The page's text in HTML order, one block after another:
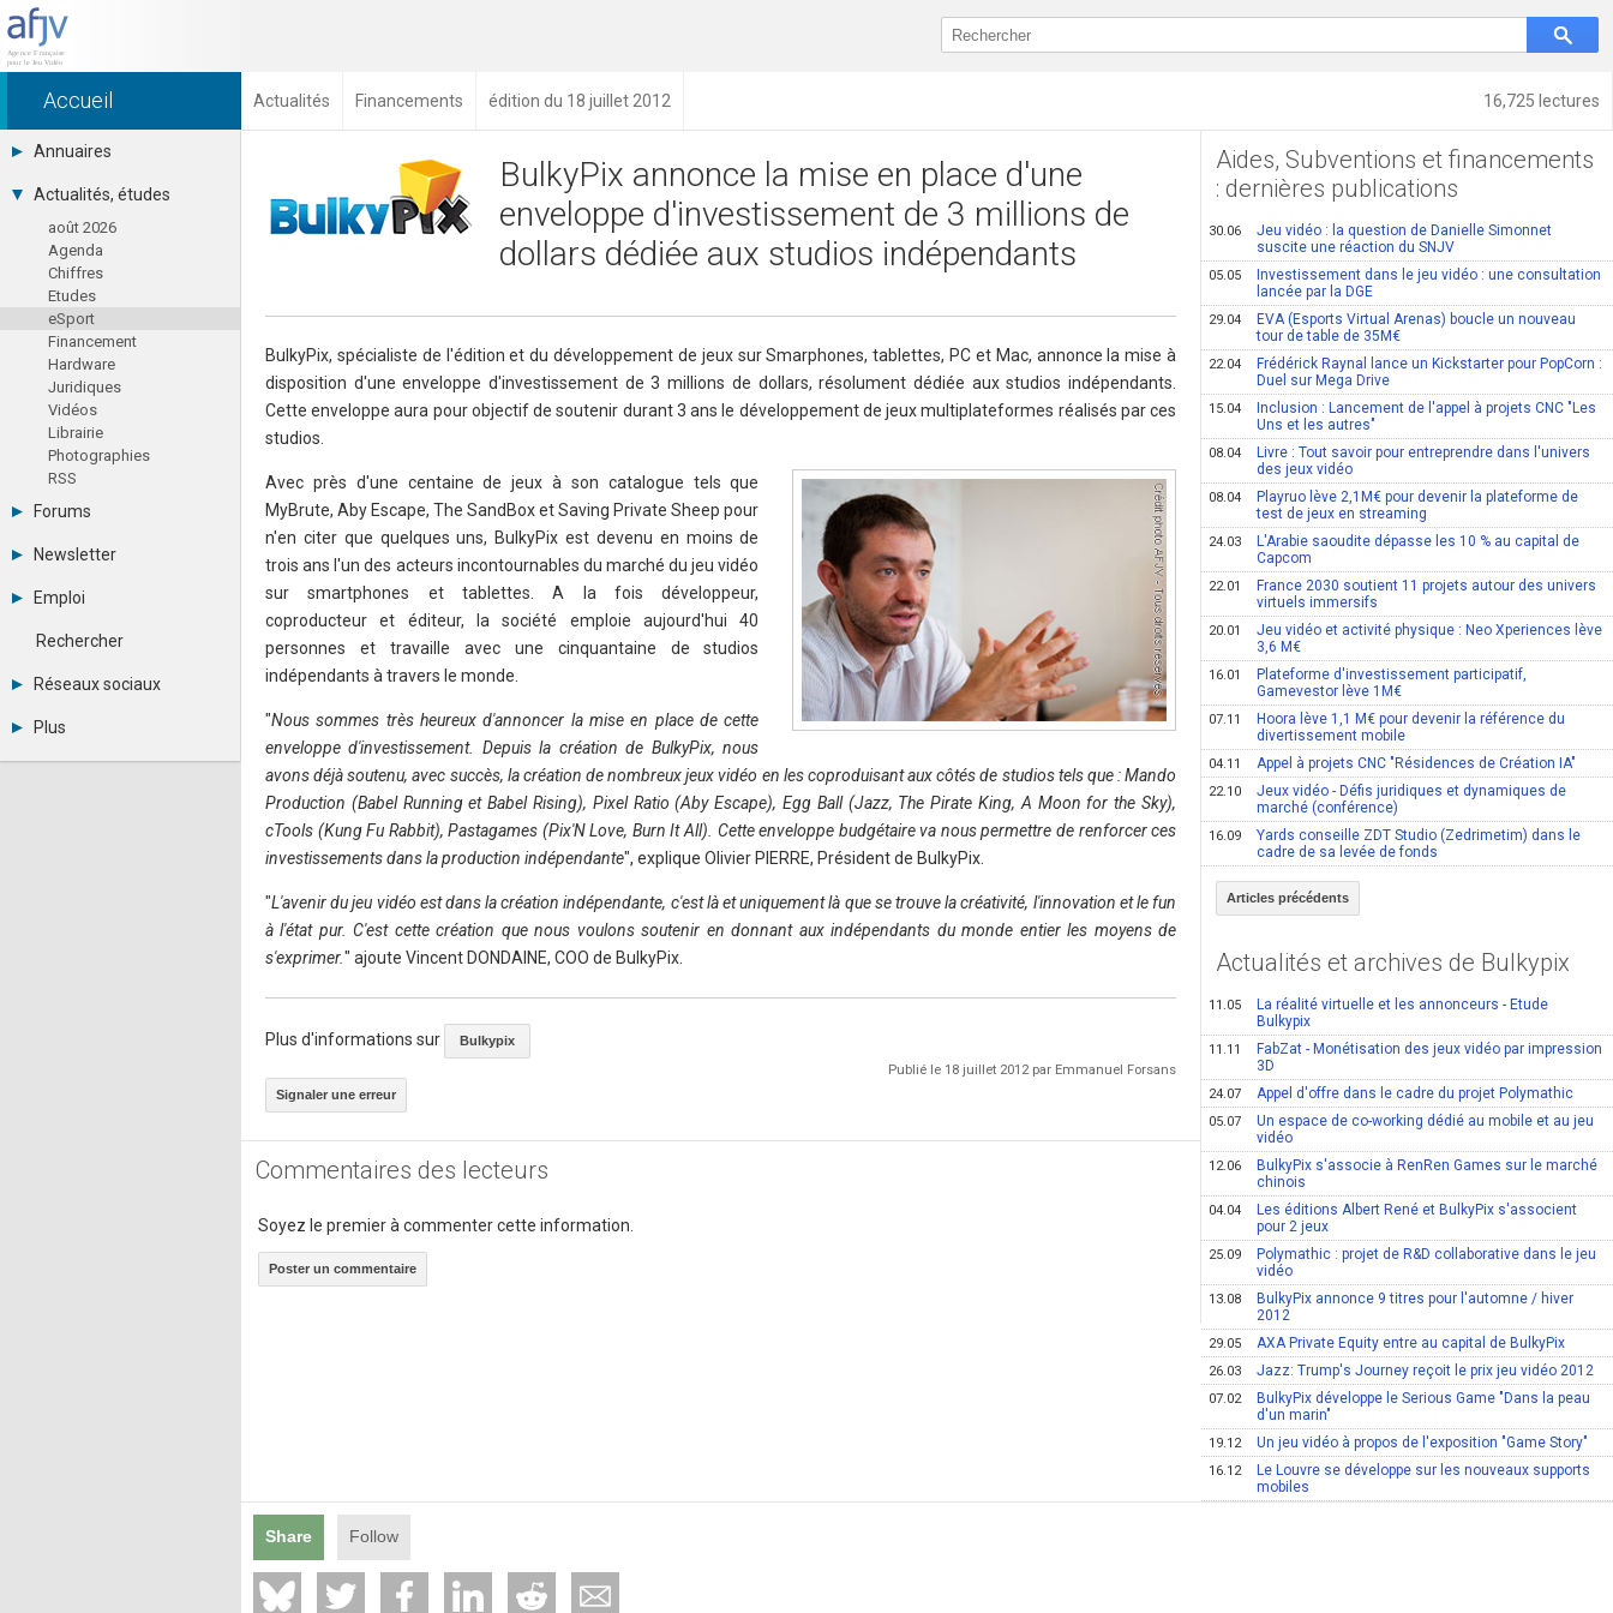
16,725 lectures
Accueil Actualités Financements édition du 18 juillet 2012
Annuaires
Toutes les sociétés (691)
Studios (418)
Editeurs (49)
Distributeurs (16)
Hard. / Accessoires (10)
Middlewares (15)
Prestataires (99)
Assoc. / Syndicats (21)
Formations / Ecoles (46)
Presse spécialisée (17)
Actualités, études
août 2026
Agenda
Chiffres
Etudes
eSport
Financement
Hardware
Juridiques
Vidéos
Librairie
Photographies
RSS
Forums
Tous les forums
Se connecter
Messages privés
Contacter un modérateur
Newsletter
Archives
Abonnement
Emploi
Consulter les annonces
Observatoire de l'emploi
Rechercher
Réseaux sociaux
LinkedIn
Plus
Annonceurs
BulkyPix annonce la mise en place d'une
enveloppe d'investissement de 3 millions de
dollars dédiée aux studios indépendants
BulkyPix, spécialiste de l'édition et du développement de jeux sur Smarphones, tablettes, PC et Mac, annonce la mise à
disposition d'une enveloppe d'investissement de 3 millions de dollars, résolument dédiée aux studios indépendants.
Cette enveloppe aura pour objectif de soutenir durant 3 ans le développement de jeux multiplateformes réalisés par ces
studios.
Avec près d'une centaine de jeux à son catalogue tels que
MyBrute, Aby Escape, The SandBox et Saving Private Sheep pour
n'en citer que quelques uns, BulkyPix est devenu en moins de
trois ans l'un des acteurs incontournables du marché du jeu vidéo
sur smartphones et tablettes. A la fois développeur,
coproducteur et éditeur, la société emploie aujourd'hui 40
personnes et travaille avec une cinquantaine de studios
indépendants à travers le monde.
"Nous sommes très heureux d'annoncer la mise en place de cette
enveloppe d'investissement. Depuis la création de BulkyPix, nous
avons déjà soutenu, avec succès, la création de nombreux jeux vidéo en les coproduisant aux côtés de studios tels que : Mando
Production (Babel Running et Babel Rising), Pixel Ratio (Aby Escape), Egg Ball (Jazz, The Pirate King, A Moon for the Sky),
cTools (Kung Fu Rabbit), Pastagames (Pix'N Love, Burn It All). Cette enveloppe budgétaire va nous permettre de renforcer ces
investissements dans la production indépendante", explique Olivier PIERRE, Président de BulkyPix.
"L'avenir du jeu vidéo est dans la création indépendante, c'est là et uniquement là que se trouve la créativité, l'innovation et le fun
à l'état pur. C'est cette création que nous voulons soutenir en donnant aux indépendants du monde entier les moyens de
s'exprimer." ajoute Vincent DONDAINE, COO de BulkyPix.
Plus d'informations sur Bulkypix
Publié le 18 juillet 2012 par Emmanuel Forsans
Signaler une erreur
Commentaires des lecteurs
Soyez le premier à commenter cette information.
Poster un commentaire
Aides, Subventions et financements
: dernières publications
30.06
Jeu vidéo : la question de Danielle Simonnet
suscite une réaction du SNJV
05.05
Investissement dans le jeu vidéo : une consultation
lancée par la DGE
29.04
EVA (Esports Virtual Arenas) boucle un nouveau
tour de table de 35M€
22.04
Frédérick Raynal lance un Kickstarter pour PopCorn :
Duel sur Mega Drive
15.04
Inclusion : Lancement de l'appel à projets CNC "Les
Uns et les autres"
08.04
Livre : Tout savoir pour entreprendre dans l'univers
des jeux vidéo
08.04
Playruo lève 2,1M€ pour devenir la plateforme de
test de jeux en streaming
24.03
L'Arabie saoudite dépasse les 10 % au capital de
Capcom
22.01
France 2030 soutient 11 projets autour des univers
virtuels immersifs
20.01
Jeu vidéo et activité physique : Neo Xperiences lève
3,6 M€
16.01
Plateforme d'investissement participatif,
Gamevestor lève 1M€
07.11
Hoora lève 1,1 M€ pour devenir la référence du
divertissement mobile
04.11 Appel à projets CNC "Résidences de Création IA"
22.10
Jeux vidéo - Défis juridiques et dynamiques de
marché (conférence)
16.09
Yards conseille ZDT Studio (Zedrimetim) dans le
cadre de sa levée de fonds
Articles précédents
Actualités et archives de Bulkypix
11.05
La réalité virtuelle et les annonceurs - Etude
Bulkypix
11.11
FabZat - Monétisation des jeux vidéo par impression
3D
24.07 Appel d'offre dans le cadre du projet Polymathic
05.07
Un espace de co-working dédié au mobile et au jeu
vidéo
12.06
BulkyPix s'associe à RenRen Games sur le marché
chinois
04.04
Les éditions Albert René et BulkyPix s'associent
pour 2 jeux
25.09
Polymathic : projet de R&D collaborative dans le jeu
vidéo
13.08
BulkyPix annonce 9 titres pour l'automne / hiver
2012
29.05 AXA Private Equity entre au capital de BulkyPix
26.03 Jazz: Trump's Journey reçoit le prix jeu vidéo 2012
07.02
BulkyPix développe le Serious Game "Dans la peau
d'un marin"
19.12 Un jeu vidéo à propos de l'exposition "Game Story"
16.12
Le Louvre se développe sur les nouveaux supports
mobiles
Share Follow